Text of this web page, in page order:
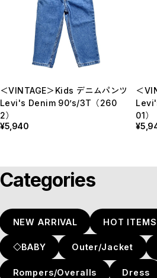
Categories
NEW ARRIVAL HOT ITEMS
◇BABY Outer/Jacket
Rompers/Overalls Dress
＜VINTAGE＞Kids デニムパンツ
Levi's Denim 90’s/3T（260
2）
¥5,940
＜
01）